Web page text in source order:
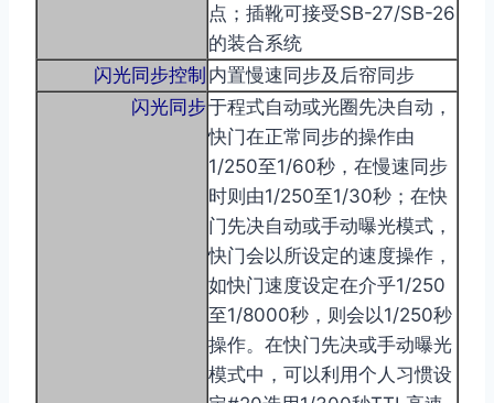
点；插靴可接受SB-27/SB-26
的装合系统
闪光同步控制 内置慢速同步及后帘同步
闪光同步于程式自动或光圈先决自动，
快门在正常同步的操作由
1/250至1/60秒，在慢速同步
时则由1/250至1/30秒；在快
门先决自动或手动曝光模式，
快门会以所设定的速度操作，
如快门速度设定在介乎1/250
至1/8000秒，则会以1/250秒
操作。在快门先决或手动曝光
模式中，可以利用个人习惯设
搜索